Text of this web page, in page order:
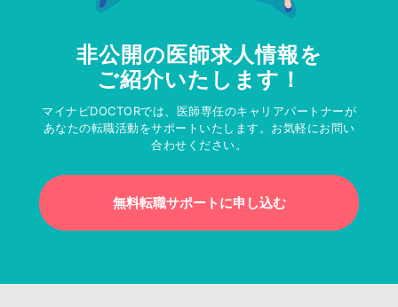
非公開の医師求人情報を
ご紹介いたします！
マイナビDOCTORでは、医師専任のキャリアパートナーが
あなたの転職活動をサポートいたします。お気軽にお問い
合わせください。
無料転職サポートに申し込む